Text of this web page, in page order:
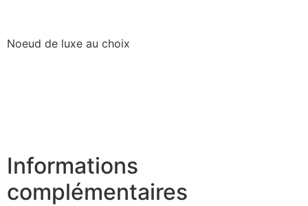
Noeud de luxe au choix
Informations
complémentaires